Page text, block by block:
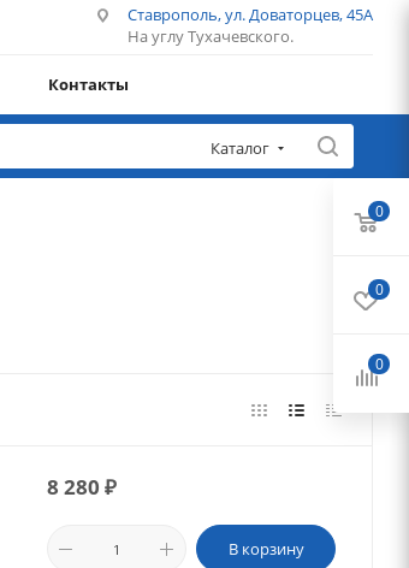
Ставрополь, ул. Доваторцев, 45А
На углу Тухачевского.
Контакты
Каталог
8 280 ₽
В корзину
0
0
0